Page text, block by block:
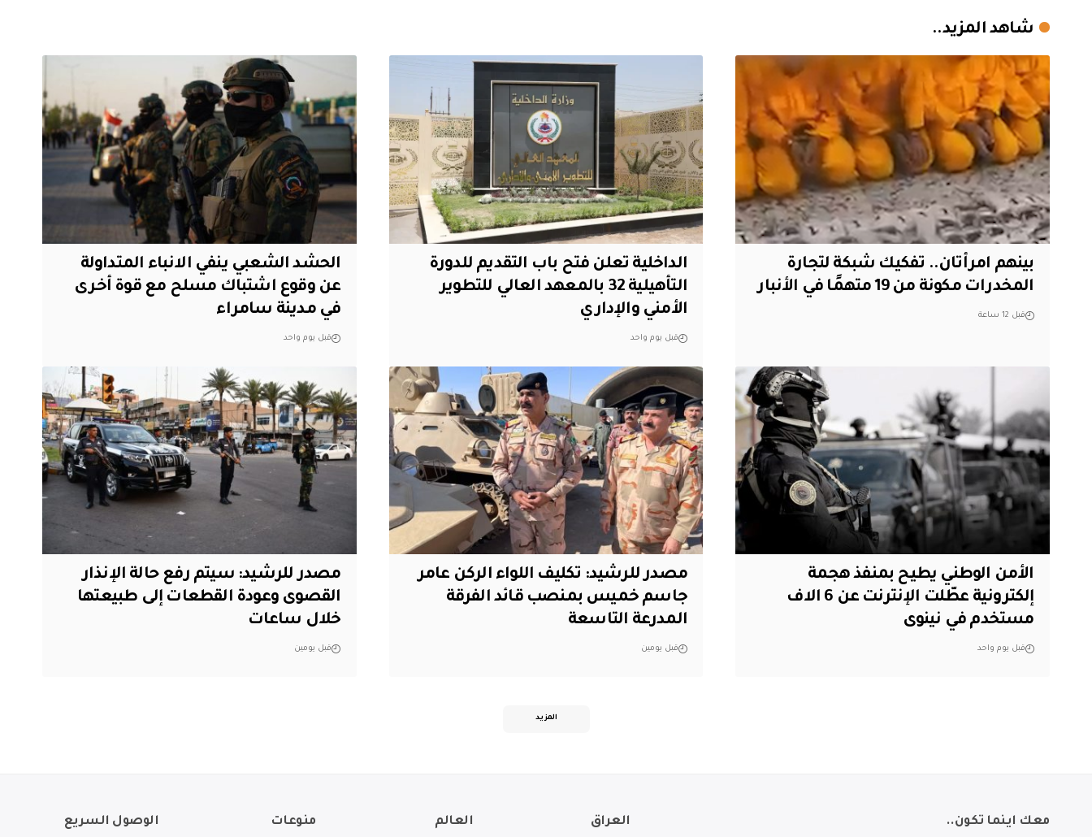
شاهد المزيد..
بينهم امرأتان.. تفكيك شبكة لتجارة
المخدرات مكونة من 19 متهمًا في الأنبار
قبل 12 ساعة
الداخلية تعلن فتح باب التقديم للدورة
التأهيلية 32 بالمعهد العالي للتطوير
الأمني والإداري
قبل يوم واحد
الحشد الشعبي ينفي الانباء المتداولة
عن وقوع اشتباك مسلح مع قوة أخرى
في مدينة سامراء
قبل يوم واحد
الأمن الوطني يطيح بمنفذ هجمة
إلكترونية عطّلت الإنترنت عن 6 الاف
مستخدم في نينوى
قبل يوم واحد
مصدر للرشيد: تكليف اللواء الركن عامر
جاسم خميس بمنصب قائد الفرقة
المدرعة التاسعة
قبل يومين
مصدر للرشيد: سيتم رفع حالة الإنذار
القصوى وعودة القطعات إلى طبيعتها
خلال ساعات
قبل يومين
المزيد
معك اينما تكون.. العراق العالم منوعات الوصول السريع